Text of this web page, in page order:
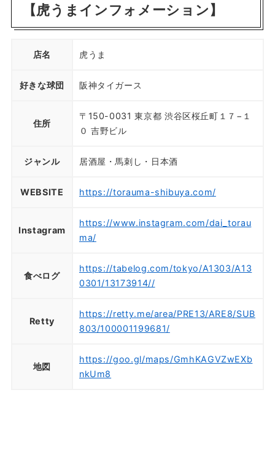
【虎うまインフォメーション】
店名 虎うま
好きな球団 阪神タイガース
住所
〒150-0031 東京都 渋谷区桜丘町１７−１
０ 吉野ビル
ジャンル 居酒屋・馬刺し・日本酒
WEBSITE https://torauma-shibuya.com/
Instagram
https://www.instagram.com/dai_torau
ma/
食べログ
https://tabelog.com/tokyo/A1303/A13
0301/13173914//
Retty
https://retty.me/area/PRE13/ARE8/SUB
803/100001199681/
地図
https://goo.gl/maps/GmhKAGVZwEXb
nkUm8